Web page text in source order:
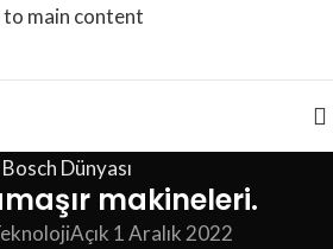
to main content
Bosch Dünyası
makineleri.
Açık 1 Aralık 2022